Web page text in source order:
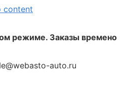
content
режиме. Заказы времено
auto.ru